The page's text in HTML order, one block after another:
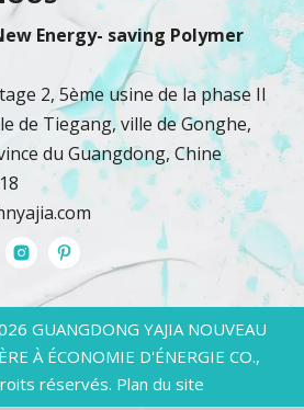
Energy- saving Polymer
2, 5ème usine de la phase II
de Tiegang, ville de Gonghe,
du Guangdong, Chine
GUANGDONG YAJIA NOUVEAU
À ÉCONOMIE D'ÉNERGIE CO.,
réservés. Plan du site